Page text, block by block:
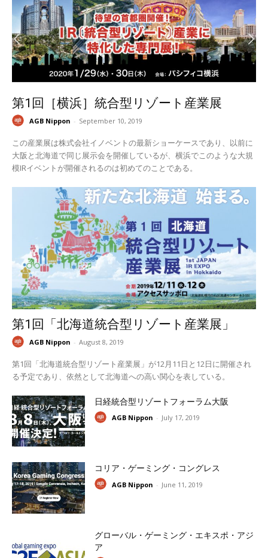
第1回［横浜］統合型リゾート産業展
AGB Nippon - September 10, 2019
この産業展は株式会社イノベントの最新ショーケースであり、以前に
大阪と北海道で同じ展示会を開催しているが、横浜でこのような大規
模IRイベントが開催されるのは初めてのことである。
第1回「北海道統合型リゾート産業展」
AGB Nippon - August 8, 2019
第1回「北海道統合型リゾート産業展」が12月11日と12日に開催され
る予定であり、依然として北海道への高い関心を表している。
日経統合型リゾートフォーラム大阪
AGB Nippon - July 17, 2019
コリア・ゲーミング・コングレス
AGB Nippon - June 11, 2019
グローバル・ゲーミング・エキスポ・アジ
ア